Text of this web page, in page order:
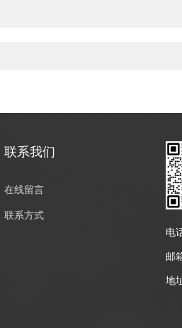
联系我们
在线留言
联系方式
电
邮
地